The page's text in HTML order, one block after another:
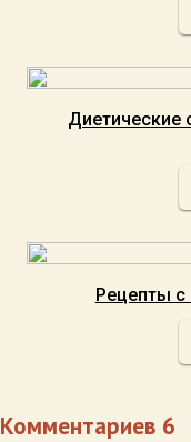
Диетические
Рецепты с
Комментариев 6